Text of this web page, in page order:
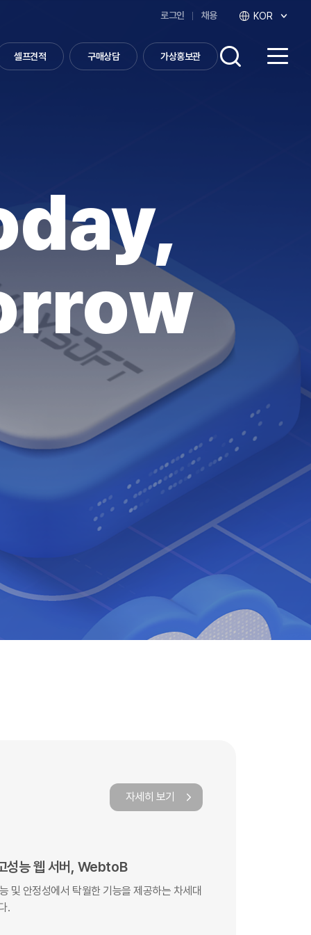
로그인 채용 KOR
셀프견적 구매상담 가상홍보관 검색하기
성능 웹 서버, WebtoB
및 안정성에서 탁월한 기능을 제공하는 차세대
.
자세히 보기